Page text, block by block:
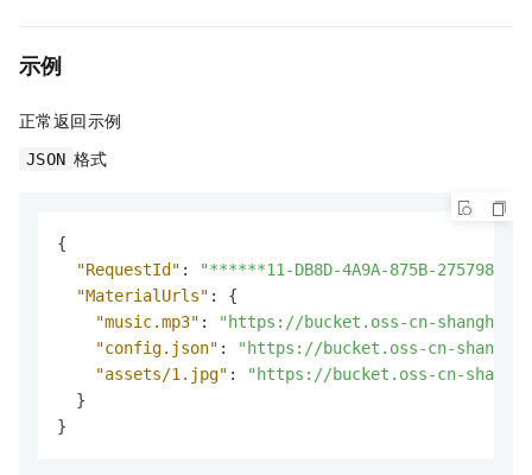
示例
正常返回示例
JSON 格式
{
"RequestId" :
"******11-DB8D-4A9A-875B-
"MaterialUrls" :
{
"music.mp3" :
"https://bucket.oss-cn-
"config.json" :
"https://bucket.oss-cn-
"assets/1.jpg" :
"https://bucket.oss-cn-
}
}